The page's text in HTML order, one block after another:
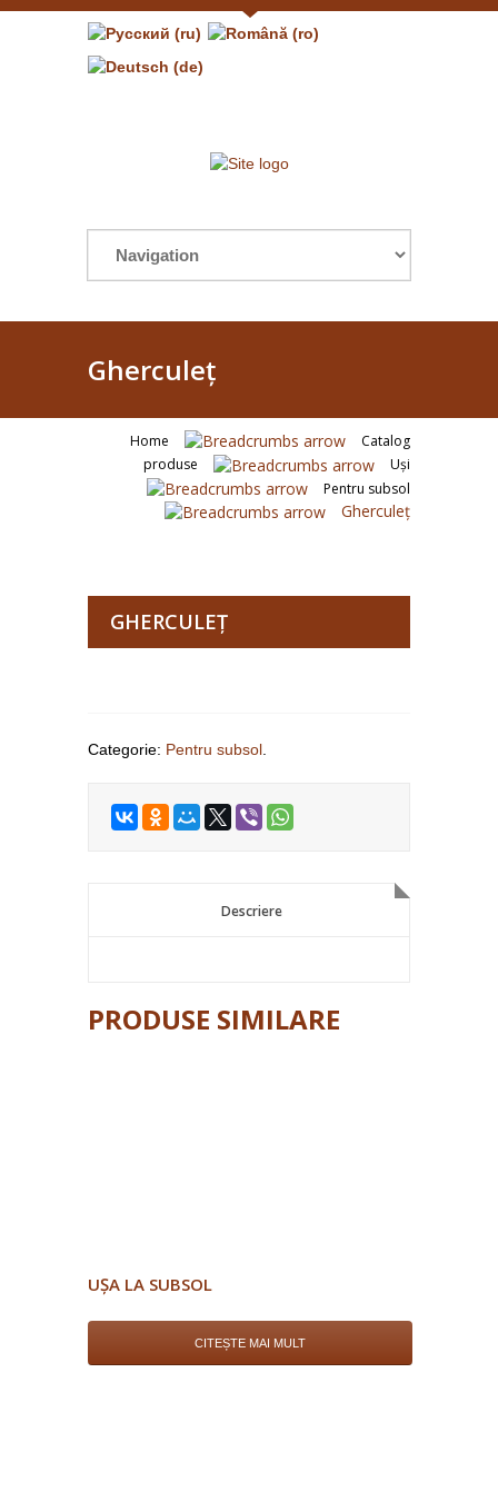
Gherculeţ
Home
Catalog
produse
Uşi
Pentru subsol
Gherculeţ
GHERCULEŢ
Categorie: Pentru subsol
Descriere
Descriere
PRODUSE SIMILARE
UȘA LA SUBSOL
CITEȘTE MAI MULT